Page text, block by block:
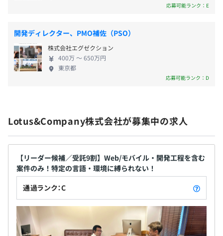
全周囲評価に近いものを採用しています。
案件により異なりますが、1〜5名程度のチームで参画し
ます。
ます。
アジャイル開発のプロジェクトが多いですが、最近の新規
案件ではスクラム開発が増えてきております。
昇給査定：年1回
社会保険完備（健康保険・厚生年金加入・雇用保険・労災
無期雇用
3カ月（待遇の変更はありません）
ングし、危険と判断した場合は顧客への連絡や、場
意見を発信できます。コミュニケーションを活性化さ
せるため、週に一度「オンライン雑談会」を実施し
ているほか、複数人チームでの参画やSlackの専用チ
ャンネルを通じて、質問や相談がしやすい環境を整
社員ひとりひとりが尊重され、自分のペースで成長
できる文化が根付いています。
応募可能ランク：E
開発ディレクター、PMO補佐（PSO）
株式会社エグゼクション
400万 〜 650万円
東京都
応募可能ランク：D
Lotus&Company株式会社が募集中の求人
【リーダー候補／受託9割】Web/モバイル・開発工程を含む
案件のみ！特定の言語・環境に縛られない！
通過ランク：C